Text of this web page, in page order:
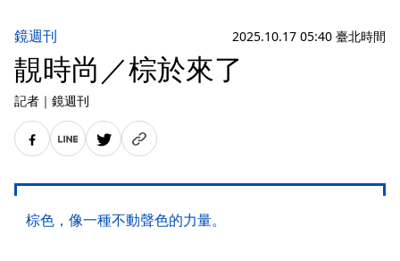
鏡週刊 2025.10.17 05:40 臺北時間
靚時尚／棕於來了
記者 ｜ 鏡週刊
棕色，像一種不動聲色的力量。